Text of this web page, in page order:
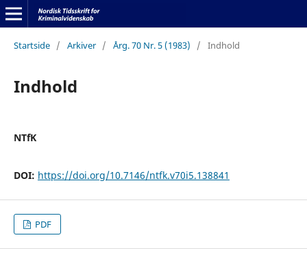
Startside / Arkiver / Årg. 70 Nr. 5 (1983) / Indhold
Indhold
NTfK
DOI: https://doi.org/10.7146/ntfk.v70i5.138841
PDF